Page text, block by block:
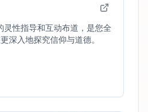
灵性指导和互动布道，是您全
深入地探究信仰与道德。